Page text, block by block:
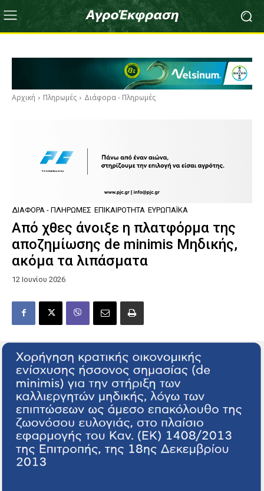
Αρχική Πληρωμές Διάφορα - Πληρωμές
ΔΙΆΦΟΡΑ - ΠΛΗΡΩΜΈΣ ΕΠΙΚΑΙΡΌΤΗΤΑ ΕΥΡΩΠΑΪΚΆ
Από χθες άνοιξε η πλατφόρμα της
αποζημίωσης de minimis Μηδικής,
ακόμα τα λιπάσματα
12 Ιουνίου 2026